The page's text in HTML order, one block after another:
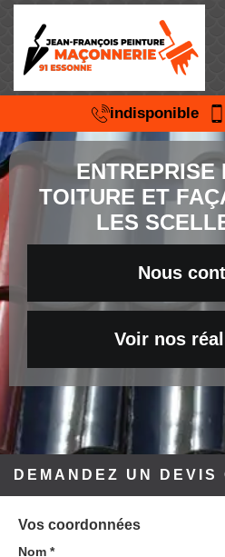
indisponible
ENTREPRISE
TOITURE ET
LES
Nous
Voir nos
DEMANDEZ UN DEVIS
Vos coordonnées
Nom *